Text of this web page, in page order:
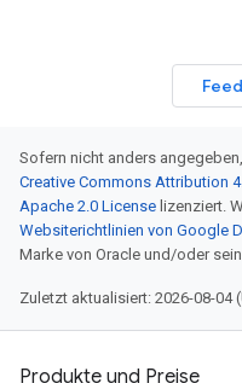
Sofern nicht anders
Creative Commons Attribution
Apache 2.0 License lizenziert.
Websiterichtlinien von Google
Marke von Oracle und/oder
Zuletzt aktualisiert: 2026-08-04
Produkte und Preise